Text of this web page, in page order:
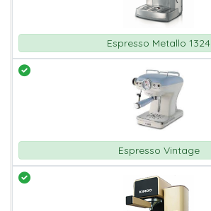
Espresso Metallo 1324
Espresso Vintage